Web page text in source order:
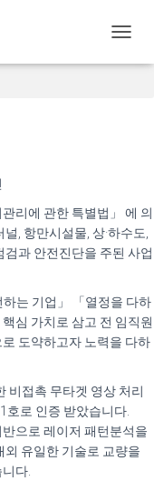
비
리에 관한 특별법」 에 의
, 항만시설물, 상·하수도,
과 안전진단을 주된 사업
는 기업」 「열정을 다하
심 가치로 삼고 전 임직원
도약하고자 노력을 다하
비접촉 무타겟 영상 처리
호로 인증 받았습니다.
으로 레이저 패턴분석을
유일한 기술로 교량을
다.